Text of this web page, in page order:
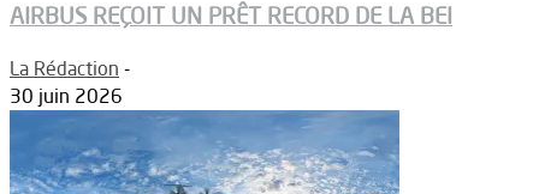
AIRBUS REÇOIT UN PRÊT RECORD DE LA BEI
La Rédaction -
30 juin 2026